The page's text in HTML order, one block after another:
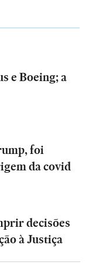
e Boeing; a
foi
da covid
decisões
à Justiça